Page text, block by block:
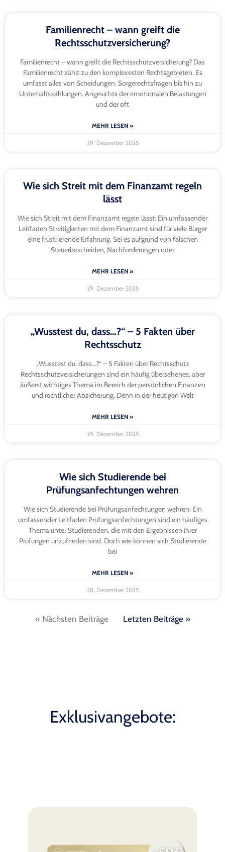
Familienrecht – wann greift die
Rechtsschutzversicherung?
Familienrecht – wann greift die Rechtsschutzversicherung? Das
Familienrecht zählt zu den komplexesten Rechtsgebieten. Es
umfasst alles von Scheidungen, Sorgerechtsfragen bis hin zu
Unterhaltszahlungen. Angesichts der emotionalen Belastungen
und der oft
MEHR LESEN »
29. Dezember 2025
Wie sich Streit mit dem Finanzamt regeln
lässt
Wie sich Streit mit dem Finanzamt regeln lässt: Ein umfassender
Leitfaden Streitigkeiten mit dem Finanzamt sind für viele Bürger
eine frustrierende Erfahrung. Sei es aufgrund von falschen
Steuerbescheiden, Nachforderungen oder
MEHR LESEN »
29. Dezember 2025
„Wusstest du, dass…?“ – 5 Fakten über
Rechtsschutz
„Wusstest du, dass…?“ – 5 Fakten über Rechtsschutz
Rechtsschutzversicherungen sind ein häufig übersehenes, aber
äußerst wichtiges Thema im Bereich der persönlichen Finanzen
und rechtlicher Absicherung. Denn in der heutigen Welt
MEHR LESEN »
29. Dezember 2025
Wie sich Studierende bei
Prüfungsanfechtungen wehren
Wie sich Studierende bei Prüfungsanfechtungen wehren: Ein
umfassender Leitfaden Prüfungsanfechtungen sind ein häufiges
Thema unter Studierenden, die mit den Ergebnissen ihrer
Prüfungen unzufrieden sind. Doch wie können sich Studierende
bei
MEHR LESEN »
28. Dezember 2025
« Nächsten Beiträge Letzten Beiträge »
Exklusivangebote: